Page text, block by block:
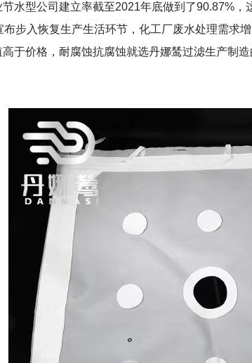
节水型公司建立率截至2021年底做到了90.87%，
步入恢复生产生活环节，化工厂废水处理需求
高于价格，耐腐蚀抗腐蚀就选丹娜鸶过滤生产制